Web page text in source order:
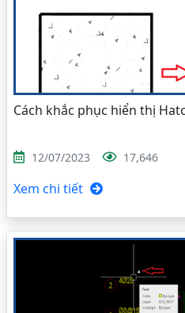
Cách khắc phục hiển thị
12/07/2023 17,646
Xem chi tiết